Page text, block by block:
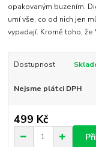
opakovaným buzením.
umí vše, co od nich jen
vypadají. Kromě toho, že
Dostupnost
Nejsme plátci DPH
499 Kč